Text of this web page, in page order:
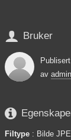
 Bruker
Publisert
av admin

Filtype : Bilde